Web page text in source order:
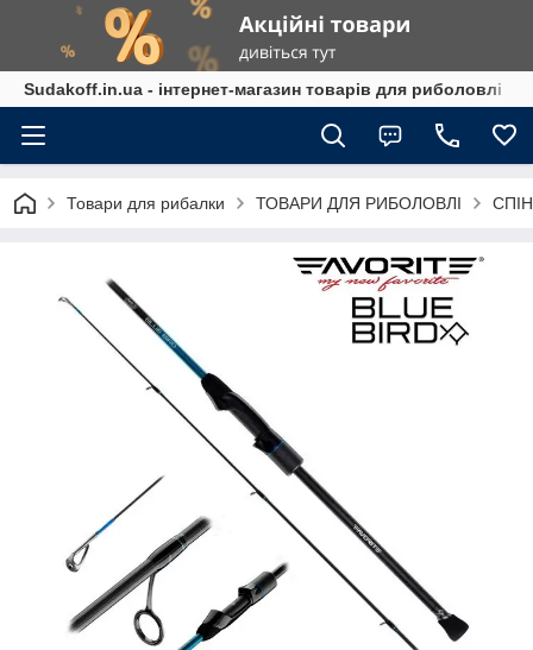
Sudakoff.in.ua - інтернет-магазин товарів для риболовлі
Товари для рибалки ТОВАРИ ДЛЯ РИБОЛОВЛІ